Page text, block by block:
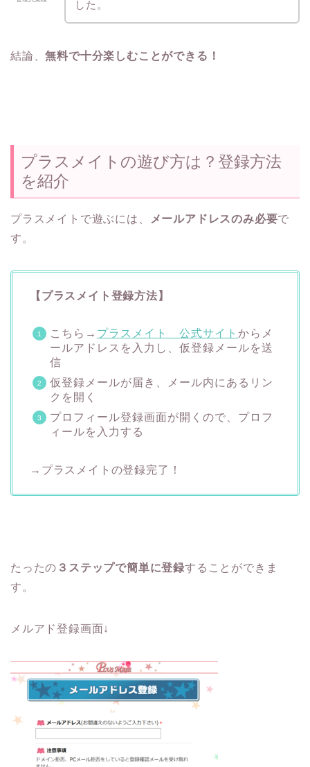
した。
結論、無料で十分楽しむことができる！
プラスメイトの遊び方は？登録方法
を紹介
プラスメイトで遊ぶには、 メールアドレスのみ必要で
す。
【プラスメイト登録方法】
こちら→ プラスメイト 公式サイト からメ
ールアドレスを入力し、仮登録メールを送
信
仮登録メールが届き、メール内にあるリン
クを開く
プロフィール登録画面が開くので、プロフ
ィールを入力する
→プラスメイトの登録完了！
たったの ３ステップで簡単に登録することができま
す。
メルアド登録画面↓